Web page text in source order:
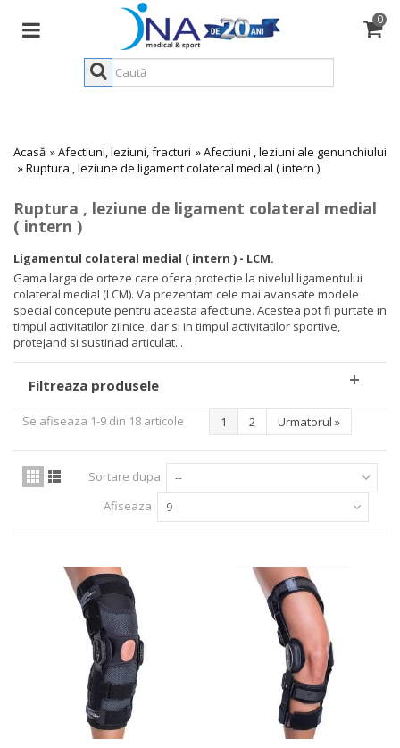
0
Acasă »Afectiuni, leziuni, fracturi »Afectiuni , leziuni ale genunchiului
»Ruptura , leziune de ligament colateral medial ( intern )
Ruptura , leziune de ligament colateral medial
( intern )
Ligamentul colateral medial ( intern ) - LCM.
Gama larga de orteze care ofera protectie la nivelul ligamentului
colateral medial (LCM). Va prezentam cele mai avansate modele
special concepute pentru aceasta afectiune. Acestea pot fi purtate in
timpul activitatilor zilnice, dar si in timpul activitatilor sportive,
protejand si sustinad articulat...
Filtreaza produsele
1 2 Urmatorul »
Se afiseaza 1-9 din 18 articole
Sortare dupa --
Afiseaza 9